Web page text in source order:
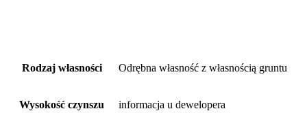
Rodzaj własności Odrębna własność z własnością gruntu
Wysokość czynszu informacja u dewelopera